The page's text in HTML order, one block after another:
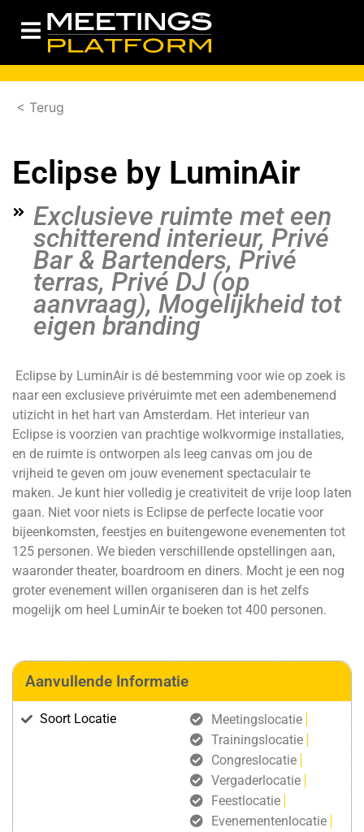
< Terug
Eclipse by LuminAir
Exclusieve ruimte met een
schitterend interieur, Privé
Bar & Bartenders, Privé
terras, Privé DJ (op
aanvraag), Mogelijkheid tot
eigen branding
Eclipse by LuminAir is dé bestemming voor wie op zoek is
naar een exclusieve privéruimte met een adembenemend
utizicht in het hart van Amsterdam. Het interieur van
Eclipse is voorzien van prachtige wolkvormige installaties,
en de ruimte is ontworpen als leeg canvas om jou de
vrijheid te geven om jouw evenement spectaculair te
maken. Je kunt hier volledig je creativiteit de vrije loop laten
gaan. Niet voor niets is Eclipse de perfecte locatie voor
bijeenkomsten, feestjes en buitengewone evenementen tot
125 personen. We bieden verschillende opstellingen aan,
waaronder theater, boardroom en diners. Mocht je een nog
groter evenement willen organiseren dan is het zelfs
mogelijk om heel LuminAir te boeken tot 400 personen.
Aanvullende Informatie
Soort Locatie
Meetingslocatie
Trainingslocatie
Congreslocatie
Vergaderlocatie
Feestlocatie
Evenementenlocatie